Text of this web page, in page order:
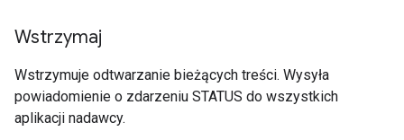
Wstrzymaj
Wstrzymuje odtwarzanie bieżących treści. Wysyła
powiadomienie o zdarzeniu STATUS do wszystkich
aplikacji nadawcy.